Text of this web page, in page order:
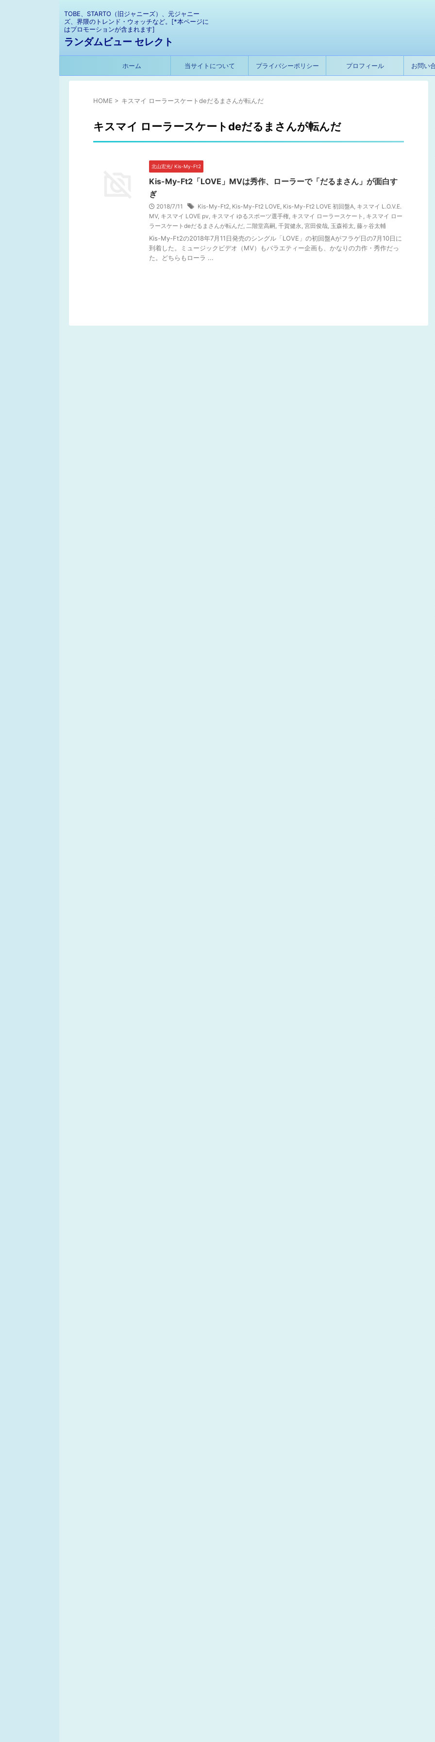
TOBE、STARTO（旧ジャニーズ）、元ジャニー
ズ、界隈のトレンド・ウォッチなど。[*本ページに
はプロモーションが含まれます]
ランダムビュー セレクト
ホーム 当サイトについて プライバシーポリシー プロフィール お問い
HOME > キスマイ ローラースケートdeだるまさんが転んだ
キスマイ ローラースケートdeだるまさんが転んだ
北山宏光/ Kis-My-Ft2
Kis-My-Ft2「LOVE」MVは秀作、ローラーで「だるまさん」が面白す
ぎ
2018/7/11 Kis-My-Ft2, Kis-My-Ft2 LOVE, Kis-My-Ft2 LOVE 初回盤A, キスマイ L.O.V.E.
MV, キスマイ LOVE pv, キスマイ ゆるスポーツ選手権, キスマイ ローラースケート , キスマイ ロー
ラースケートdeだるまさんが転んだ, 二階堂高嗣, 千賀健永, 宮田俊哉, 玉森裕太, 藤ヶ谷太輔
Kis-My-Ft2の2018年7月11日発売のシングル「LOVE」の初回盤Aがフラゲ日の7月10日に
到着した。ミュージックビデオ（MV）もバラエティー企画も、かなりの力作・秀作だっ
た。どちらもローラ ...